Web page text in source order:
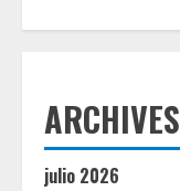
ARCHIVES
julio 2026